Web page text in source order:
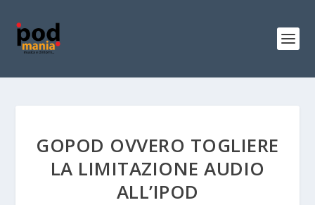
GOPOD OVVERO TOGLIERE
LA LIMITAZIONE AUDIO
ALL’IPOD